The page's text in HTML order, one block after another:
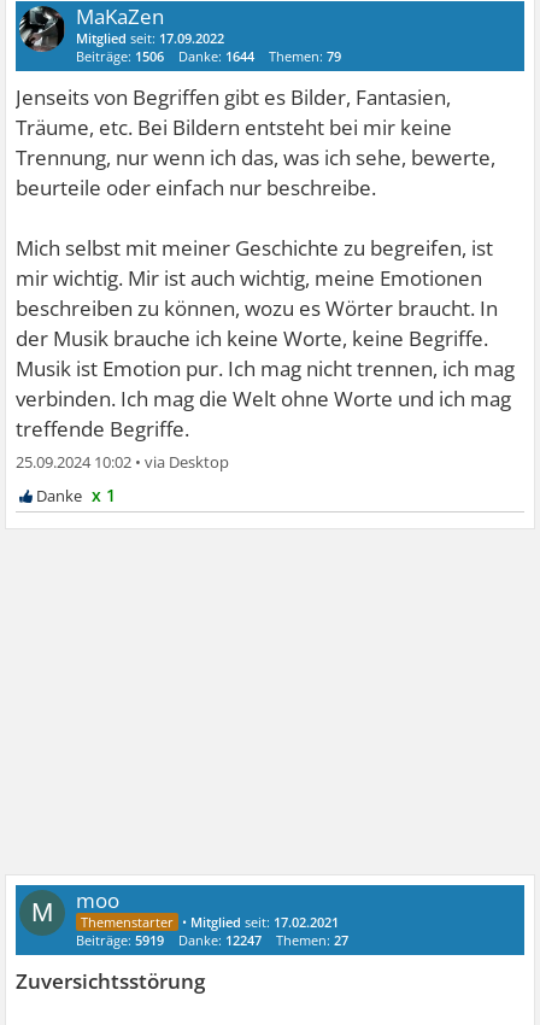
MaKaZen
Mitglied seit: 17.09.2022
Beiträge: 1506 Danke: 1644 Themen:79
Jenseits von Begriffen gibt es Bilder, Fantasien,
Träume, etc. Bei Bildern entsteht bei mir keine
Trennung, nur wenn ich das, was ich sehe, bewerte,
beurteile oder einfach nur beschreibe.
Mich selbst mit meiner Geschichte zu begreifen, ist
mir wichtig. Mir ist auch wichtig, meine Emotionen
beschreiben zu können, wozu es Wörter braucht. In
der Musik brauche ich keine Worte, keine Begriffe.
Musik ist Emotion pur. Ich mag nicht trennen, ich mag
verbinden. Ich mag die Welt ohne Worte und ich mag
treffende Begriffe.
25.09.2024 10:02 •
x 1
M moo
• Mitglied seit: 17.02.2021
Beiträge:5919 Danke: 12247 Themen:27
Zuversichtsstörung